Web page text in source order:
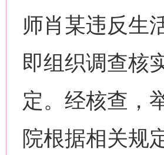
师肖某违反生
即组织调查核
定。经核查，
院根据相关规